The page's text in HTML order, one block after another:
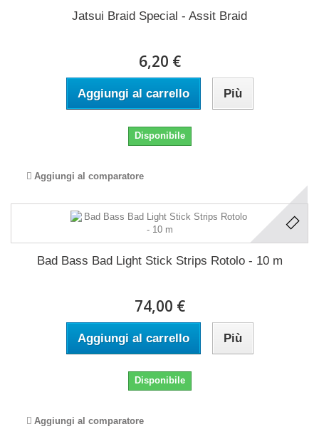
Jatsui Braid Special - Assit Braid
6,20 €
Aggiungi al carrello Più
Disponibile
Aggiungi al comparatore
Bad Bass Bad Light Stick Strips Rotolo - 10 m
74,00 €
Aggiungi al carrello Più
Disponibile
Aggiungi al comparatore